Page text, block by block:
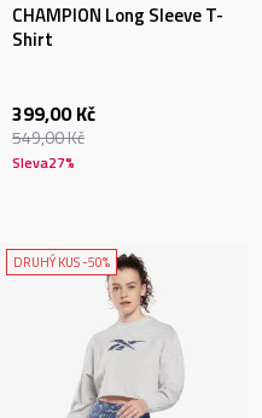
CHAMPION Long Sleeve T-
Shirt
399,00 Kč
549,00Kč
Sleva27%
DRUHÝ KUS -50%